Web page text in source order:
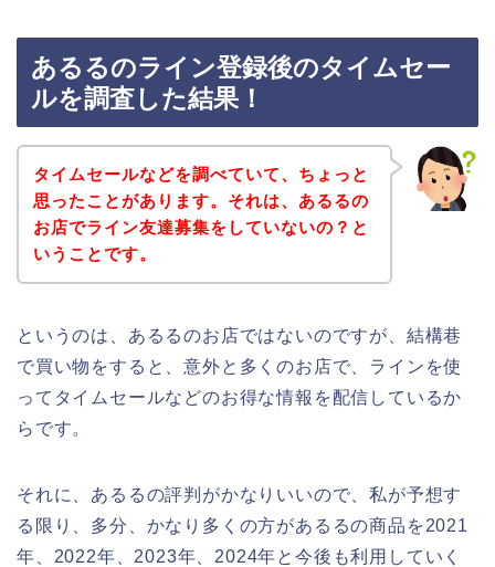
あるるのライン登録後のタイムセー
ルを調査した結果！
タイムセールなどを調べていて、ちょっと
思ったことがあります。それは、あるるの
お店でライン友達募集をしていないの？と
いうことです。
というのは、あるるのお店ではないのですが、結構巷
で買い物をすると、意外と多くのお店で、ラインを使
ってタイムセールなどのお得な情報を配信しているか
らです。
それに、あるるの評判がかなりいいので、私が予想す
る限り、多分、かなり多くの方があるるの商品を2021
年、2022年、2023年、2024年と今後も利用していく